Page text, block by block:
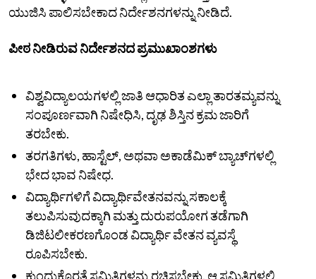
ಯುಜಿಸಿ ಪಾಲಿಸಬೇಕಾದ ನಿರ್ದೇಶನಗಳನ್ನು ನೀಡಿದೆ.
ಪೀಠ ನೀಡಿರುವ ನಿರ್ದೇಶನದ ಪ್ರಮುಖಾಂಶಗಳು
ವಿಶ್ವವಿದ್ಯಾಲಯಗಳಲ್ಲಿ ಜಾತಿ ಆಧಾರಿತ ಎಲ್ಲಾ ತಾರತಮ್ಯವನ್ನು
ಸಂಪೂರ್ಣವಾಗಿ ನಿಷೇಧಿಸಿ, ದೃಢ ಶಿಸ್ತಿನ ಕ್ರಮ ಜಾರಿಗೆ
ತರಬೇಕು.
ತರಗತಿಗಳು, ಹಾಸ್ಟೆಲ್, ಅಥವಾ ಅಕಾಡೆಮಿಕ್ ಬ್ಯಾಚ್‌ಗಳಲ್ಲಿ
ಭೇದ ಭಾವ ನಿಷೇಧ.
ವಿದ್ಯಾರ್ಥಿಗಳಿಗೆ ವಿದ್ಯಾರ್ಥಿವೇತನವನ್ನು ಸಕಾಲಕ್ಕೆ
ತಲುಪಿಸುವುದಕ್ಕಾಗಿ ಮತ್ತು ದುರುಪಯೋಗ ತಡೆಗಾಗಿ
ಡಿಜಿಟಲೀಕರಣಗೊಂಡ ವಿದ್ಯಾರ್ಥಿ ವೇತನ ವ್ಯವಸ್ಥೆ
ರೂಪಿಸಬೇಕು.
ಕುಂದುಕೊರತೆ ಸಮಿತಿಗಳನ್ನು ರಚಿಸಬೇಕು. ಆ ಸಮಿತಿಗಳಲ್ಲಿ